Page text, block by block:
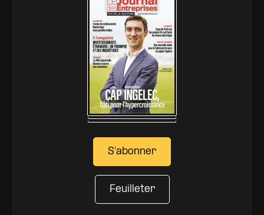
S'abonner
Feuilleter